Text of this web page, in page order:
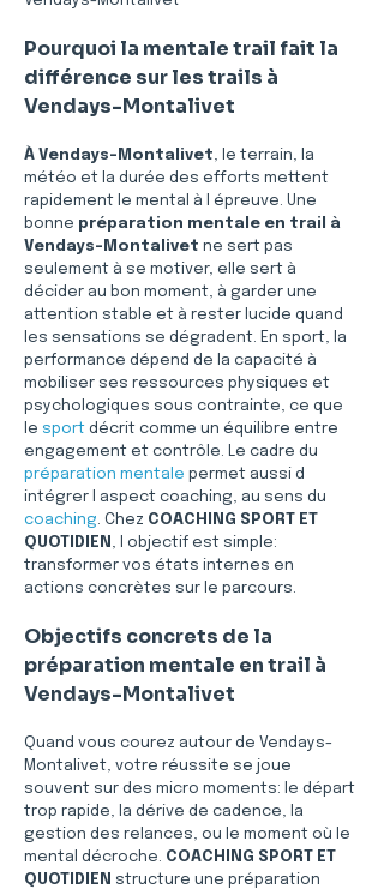
Pourquoi la mentale trail fait la
différence sur les trails à
Vendays-Montalivet
À Vendays-Montalivet, le terrain, la
météo et la durée des efforts mettent
rapidement le mental à l épreuve. Une
bonne préparation mentale en trail à
Vendays-Montalivet ne sert pas
seulement à se motiver, elle sert à
décider au bon moment, à garder une
attention stable et à rester lucide quand
les sensations se dégradent. En sport, la
performance dépend de la capacité à
mobiliser ses ressources physiques et
psychologiques sous contrainte, ce que
le sport décrit comme un équilibre entre
engagement et contrôle. Le cadre du
préparation mentale permet aussi d
intégrer l aspect coaching, au sens du
coaching. Chez COACHING SPORT ET
QUOTIDIEN , l objectif est simple:
transformer vos états internes en
actions concrètes sur le parcours.
Objectifs concrets de la
préparation mentale en trail à
Vendays-Montalivet
Quand vous courez autour de Vendays-
Montalivet, votre réussite se joue
souvent sur des micro moments: le départ
trop rapide, la dérive de cadence, la
gestion des relances, ou le moment où le
mental décroche. COACHING SPORT ET
QUOTIDIEN structure une préparation